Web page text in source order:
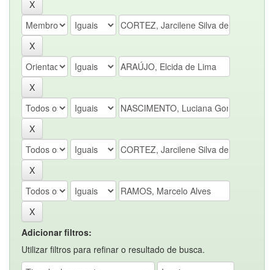
Adicionar filtros:
Utilizar filtros para refinar o resultado de busca.